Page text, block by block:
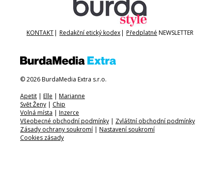
KONTAKT| Redakční etický kodex| Předplatné NEWSLETTER
© 2026 BurdaMedia Extra s.r.o.
Apetit | Elle | Marianne
Svět Ženy | Chip
Volná místa | Inzerce
Všeobecné obchodní podmínky | Zvláštní obchodní podmínky
Zásady ochrany soukromí | Nastavení soukromí
Cookies zásady